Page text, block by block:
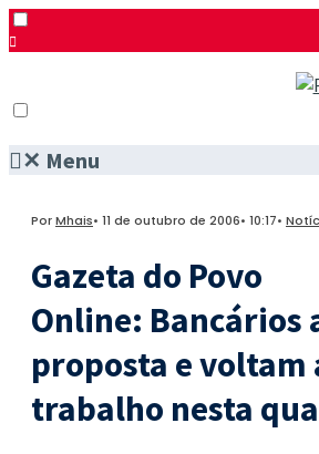
✕ Menu
PorMhais• 11 de outubro de 2006• 10:17•
Gazeta do Povo
Online: Bancários
proposta e voltam
trabalho nesta